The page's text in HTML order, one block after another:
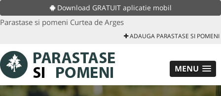
Download GRATUIT aplicatie mobil
Parastase si pomeni Curtea de Arges
ADAUGA PARASTASE SI POMENI
MENU